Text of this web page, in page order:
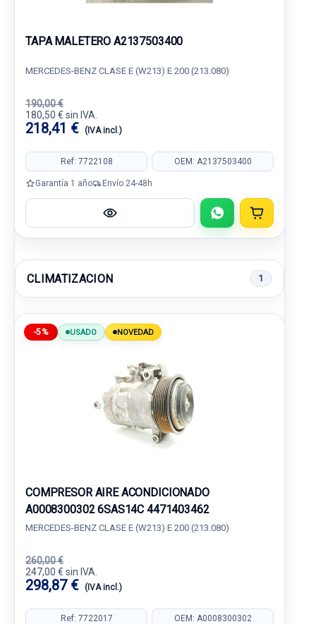
TAPA MALETERO A2137503400
MERCEDES-BENZ CLASE E (W213) E 200 (213.080)
190,00 €
180,50 € sin IVA.
218,41 € (IVA incl.)
Ref: 7722108 OEM: A2137503400
Garantía 1 año Envío 24-48h
CLIMATIZACION 1
-5% USADO NOVEDAD
COMPRESOR AIRE ACONDICIONADO
A0008300302 6SAS14C 4471403462
MERCEDES-BENZ CLASE E (W213) E 200 (213.080)
260,00 €
247,00 € sin IVA.
298,87 € (IVA incl.)
Ref: 7722017 OEM: A0008300302